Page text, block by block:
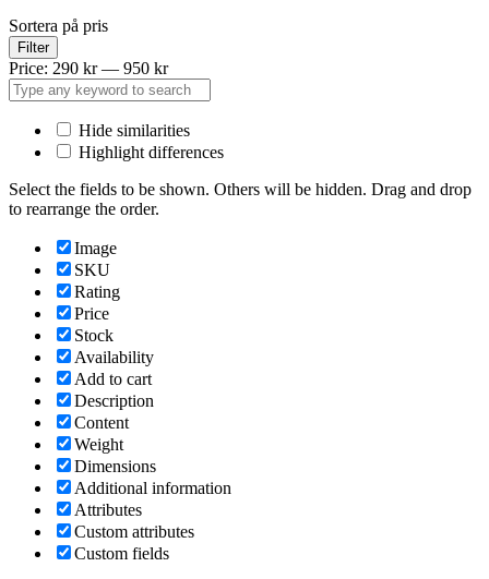
Sortera på pris
Filter
Price: 290 kr— 950 kr
Hide similarities
Highlight differences
Select the fields to be shown. Others will be hidden. Drag and drop
to rearrange the order.
Image
SKU
Rating
Price
Stock
Availability
Add to cart
Description
Content
Weight
Dimensions
Additional information
Attributes
Custom attributes
Custom fields